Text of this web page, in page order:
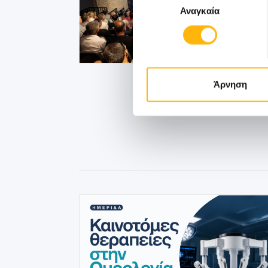
συγκατάθεσηςΑναγκαία
Άρνηση